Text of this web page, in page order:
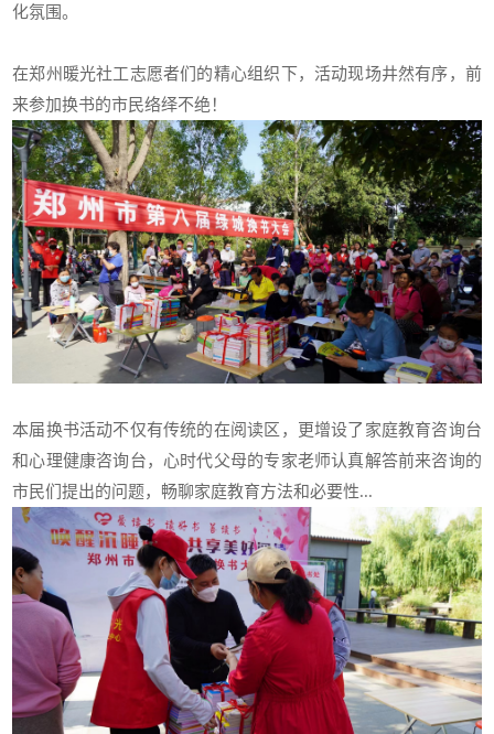
化氛围。
在郑州暖光社工志愿者们的精心组织下，活动现场井然有序，前
来参加换书的市民络绎不绝！
本届换书活动不仅有传统的在阅读区，更增设了家庭教育咨询台
和心理健康咨询台，心时代父母的专家老师认真解答前来咨询的
市民们提出的问题，畅聊家庭教育方法和必要性...